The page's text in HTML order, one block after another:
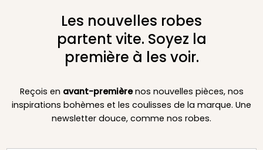
Les nouvelles robes
partent vite. Soyez la
première à les voir.
Reçois en avant-premièrenos nouvelles pièces, nos
inspirations bohèmes et les coulisses de la marque. Une
newsletter douce, comme nos robes.